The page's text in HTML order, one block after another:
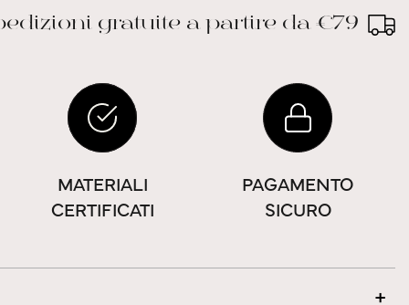
gratuite a partire da €79
MATERIALI
CERTIFICATI
PAGAMENTO
SICURO